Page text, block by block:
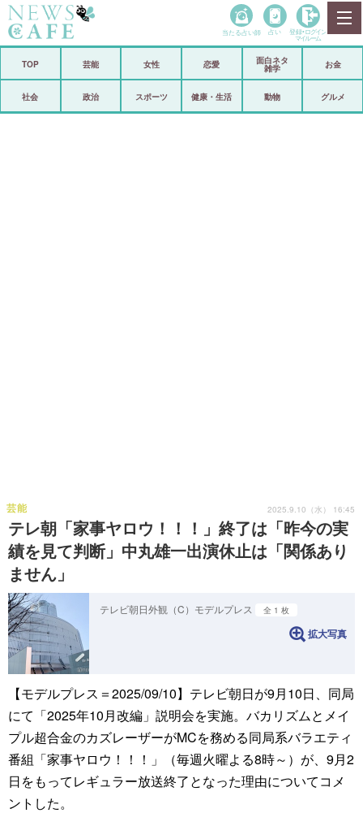
政治
当たる占い師 占い 登録• ログイン
マイルーム
TOP 芸能 女性 恋愛
面白ネタ
雑学
お金
社会 政治 スポーツ 健康・生活 動物 グルメ
テレ朝「家事ヤロウ！！！」終了は「昨今の実
績を見て判断」中丸雄一出演休止は「関係あり
ません」
芸能 2025.9.10（水） 16:45
テレビ朝日外観（C）モデルプレス 全 1 枚
拡大写真
【モデルプレス＝2025/09/10】テレビ朝日が9月10日、同局
にて「2025年10月改編」説明会を実施。バカリズムとメイ
プル超合金のカズレーザーがMCを務める同局系バラエティ
番組「家事ヤロウ！！！」（毎週火曜よる8時～）が、9月2
日をもってレギュラー放送終了となった理由についてコメ
ントした。